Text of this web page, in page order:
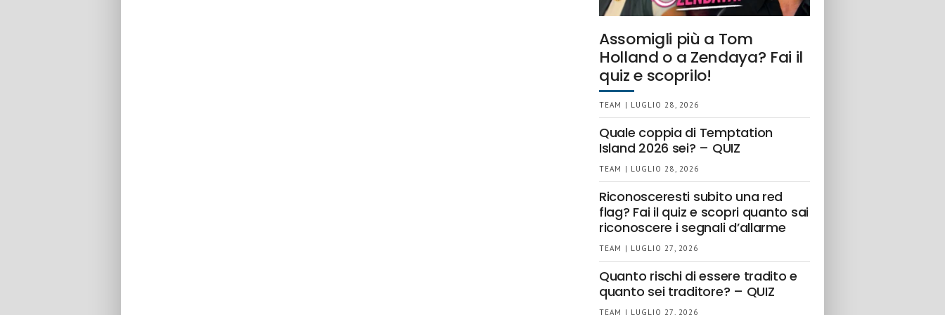
Assomigli più a Tom
Holland o a Zendaya? Fai il
quiz e scoprilo!
TEAM | LUGLIO 28, 2026
Quale coppia di Temptation
Island 2026 sei? – QUIZ
TEAM | LUGLIO 28, 2026
Riconosceresti subito una red
flag? Fai il quiz e scopri quanto sai
riconoscere i segnali d’allarme
TEAM | LUGLIO 27, 2026
Quanto rischi di essere tradito e
quanto sei traditore? – QUIZ
TEAM | LUGLIO 27, 2026